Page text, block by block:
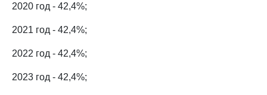
2020 год - 42,4%;
2021 год - 42,4%;
2022 год - 42,4%;
2023 год - 42,4%;